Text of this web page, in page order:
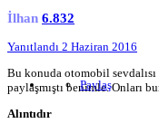
İlhan 6.832
Yanıtlandı 2 Haziran 2016
Paylaş
Bu konuda otomobil
paylaşmıştı benimle. Onları
Alıntıdır